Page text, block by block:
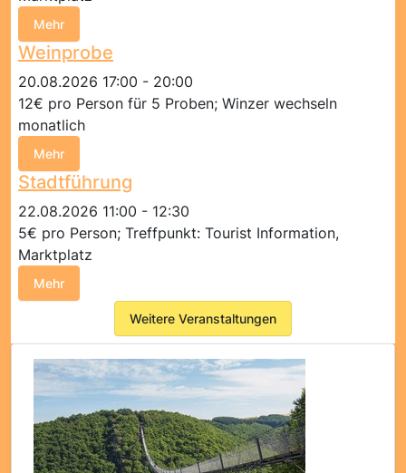
Mehr
Weinprobe
20.08.2026 17:00 - 20:00
12€ pro Person für 5 Proben; Winzer wechseln
monatlich
Mehr
Stadtführung
22.08.2026 11:00 - 12:30
5€ pro Person; Treffpunkt: Tourist Information,
Marktplatz
Mehr
Weitere Veranstaltungen